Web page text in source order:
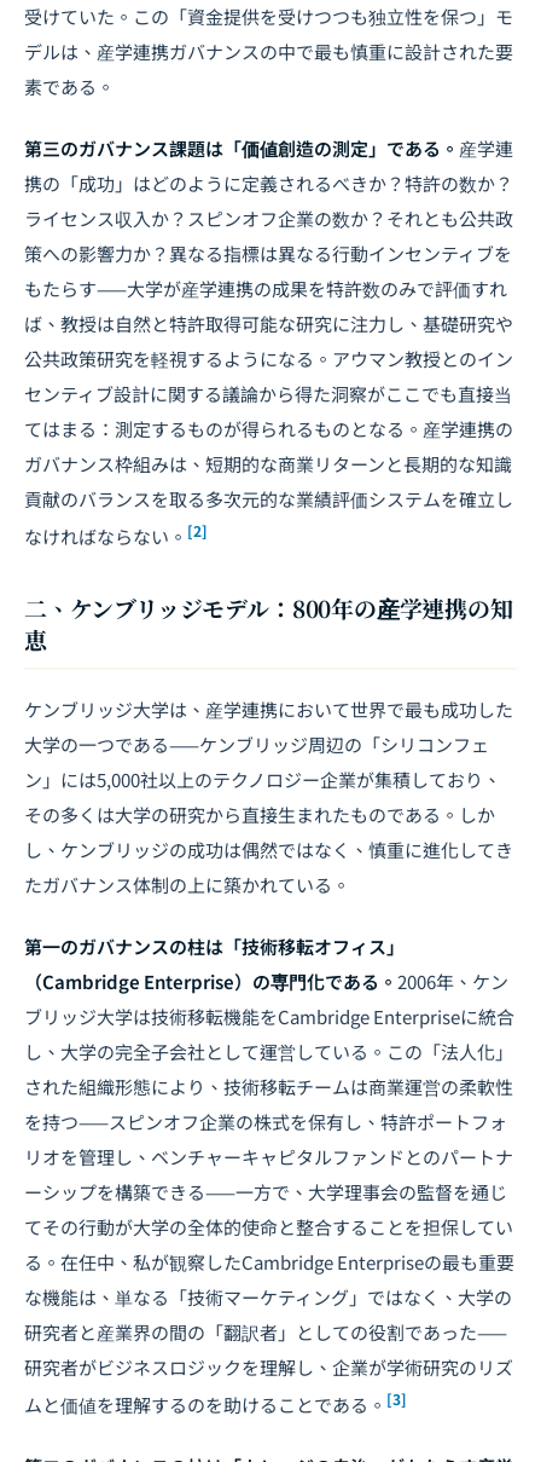
受けていた。この「資金提供を受けつつも独立性を保つ」モ
デルは、産学連携ガバナンスの中で最も慎重に設計された要
素である。
第三のガバナンス課題は「価値創造の測定」である。 産学連
携の「成功」はどのように定義されるべきか？特許の数か？
ライセンス収入か？スピンオフ企業の数か？それとも公共政
策への影響力か？異なる指標は異なる行動インセンティブを
もたらす——大学が産学連携の成果を特許数のみで評価すれ
ば、教授は自然と特許取得可能な研究に注力し、基礎研究や
公共政策研究を軽視するようになる。アウマン教授とのイン
センティブ設計に関する議論から得た洞察がここでも直接当
てはまる：測定するものが得られるものとなる。産学連携の
ガバナンス枠組みは、短期的な商業リターンと長期的な知識
貢献のバランスを取る多次元的な業績評価システムを確立し
なければならない。 [2]
二、ケンブリッジモデル：800年の産学連携の知
恵
ケンブリッジ大学は、産学連携において世界で最も成功した
大学の一つである——ケンブリッジ周辺の「シリコンフェ
ン」には5,000社以上のテクノロジー企業が集積しており、
その多くは大学の研究から直接生まれたものである。しか
し、ケンブリッジの成功は偶然ではなく、慎重に進化してき
たガバナンス体制の上に築かれている。
第一のガバナンスの柱は「技術移転オフィス」
（Cambridge Enterprise）の専門化である。 2006年、ケン
ブリッジ大学は技術移転機能をCambridge Enterpriseに統合
し、大学の完全子会社として運営している。この「法人化」
された組織形態により、技術移転チームは商業運営の柔軟性
を持つ——スピンオフ企業の株式を保有し、特許ポートフォ
リオを管理し、ベンチャーキャピタルファンドとのパートナ
ーシップを構築できる——一方で、大学理事会の監督を通じ
てその行動が大学の全体的使命と整合することを担保してい
る。在任中、私が観察したCambridge Enterpriseの最も重要
な機能は、単なる「技術マーケティング」ではなく、大学の
研究者と産業界の間の「翻訳者」としての役割であった——
研究者がビジネスロジックを理解し、企業が学術研究のリズ
ムと価値を理解するのを助けることである。 [3]